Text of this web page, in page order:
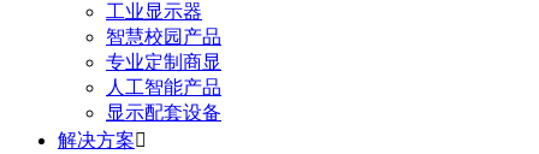
工业显示器
智慧校园产品
专业定制商显
人工智能产品
显示配套设备
解决方案